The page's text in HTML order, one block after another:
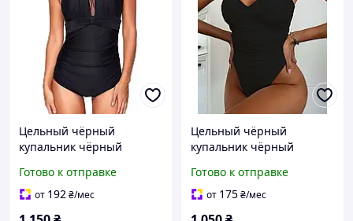
Цельный чёрный
купальник чёрный
женский чёрного цвета
Готово к отправке
от 192₴/мес
Цельный чёрный
купальник чёрный
женский чёрного цвета
Готово к отправке
от 175₴/мес